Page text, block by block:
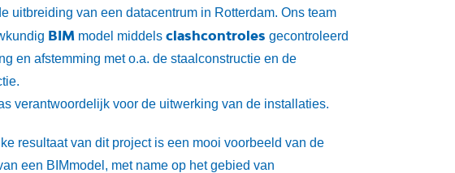
uitbreiding van een datacentrum in Rotterdam. Ons team
BIM model middels clashcontroles gecontroleerd
en afstemming met o.a. de staalconstructie en de
verantwoordelijk voor de uitwerking van de installaties.
resultaat van dit project is een mooi voorbeeld van de
een BIMmodel, met name op het gebied van